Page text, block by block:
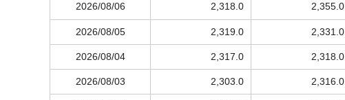
2026/08/06 2,318.0 2,355.0
2026/08/05 2,319.0 2,331.0
2026/08/04 2,317.0 2,318.0
2026/08/03 2,303.0 2,316.0